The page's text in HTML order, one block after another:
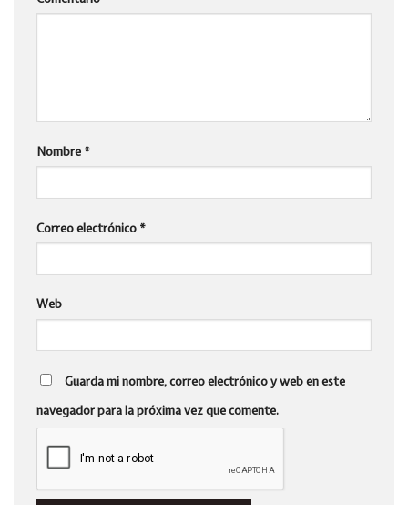
Nombre *
Correo electrónico *
Web
Guarda mi nombre, correo electrónico y web en este
navegador para la próxima vez que comente.